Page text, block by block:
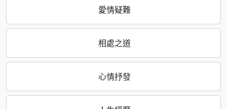
愛情疑難
相處之道
心情抒發